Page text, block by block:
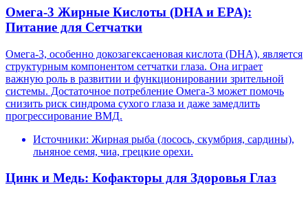
Омега-3 Жирные Кислоты (DHA и EPA):
Питание для Сетчатки
Омега-3, особенно докозагексаеновая кислота (DHA), является
структурным компонентом сетчатки глаза. Она играет
важную роль в развитии и функционировании зрительной
системы. Достаточное потребление Омега-3 может помочь
снизить риск синдрома сухого глаза и даже замедлить
прогрессирование ВМД.
Источники: Жирная рыба (лосось, скумбрия, сардины),
льняное семя, чиа, грецкие орехи.
Цинк и Медь: Кофакторы для Здоровья Глаз